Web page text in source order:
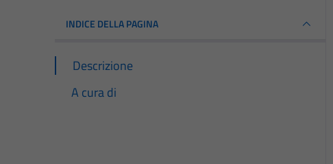
INDICE DELLA PAGINA
Descrizione
A cura di